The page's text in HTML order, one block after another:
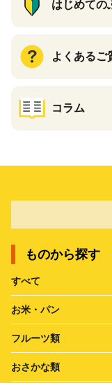
はじめての
よくあるご
コラム
ものから探す
すべて
お米・パン
フルーツ類
おさかな類